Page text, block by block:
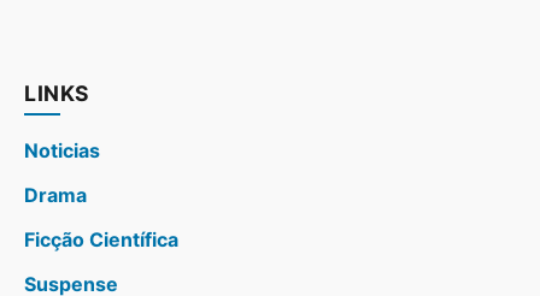
LINKS
Noticias
Drama
Ficção Científica
Suspense